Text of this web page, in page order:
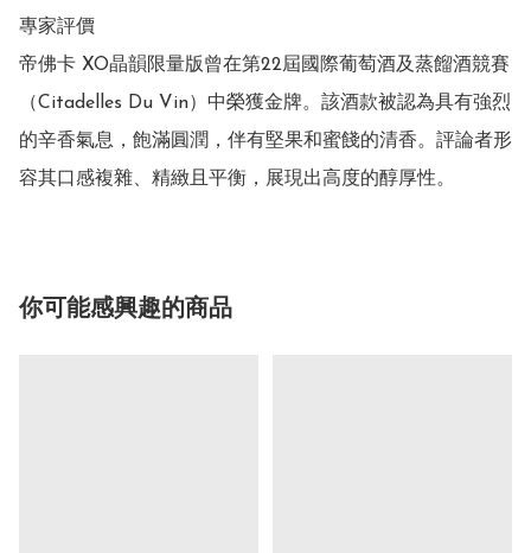
專家評價
帝佛卡 XO晶韻限量版曾在第22屆國際葡萄酒及蒸餾酒競賽
（Citadelles Du Vin）中榮獲金牌。該酒款被認為具有強烈
的辛香氣息，飽滿圓潤，伴有堅果和蜜餞的清香。評論者形
容其口感複雜、精緻且平衡，展現出高度的醇厚性。
你可能感興趣的商品